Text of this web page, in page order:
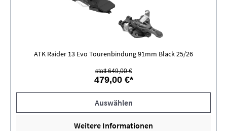
ATK Raider 13 Evo Tourenbindung 91mm Black 25/26
statt 649,00 €
479,00 €*
Auswählen
Weitere Informationen